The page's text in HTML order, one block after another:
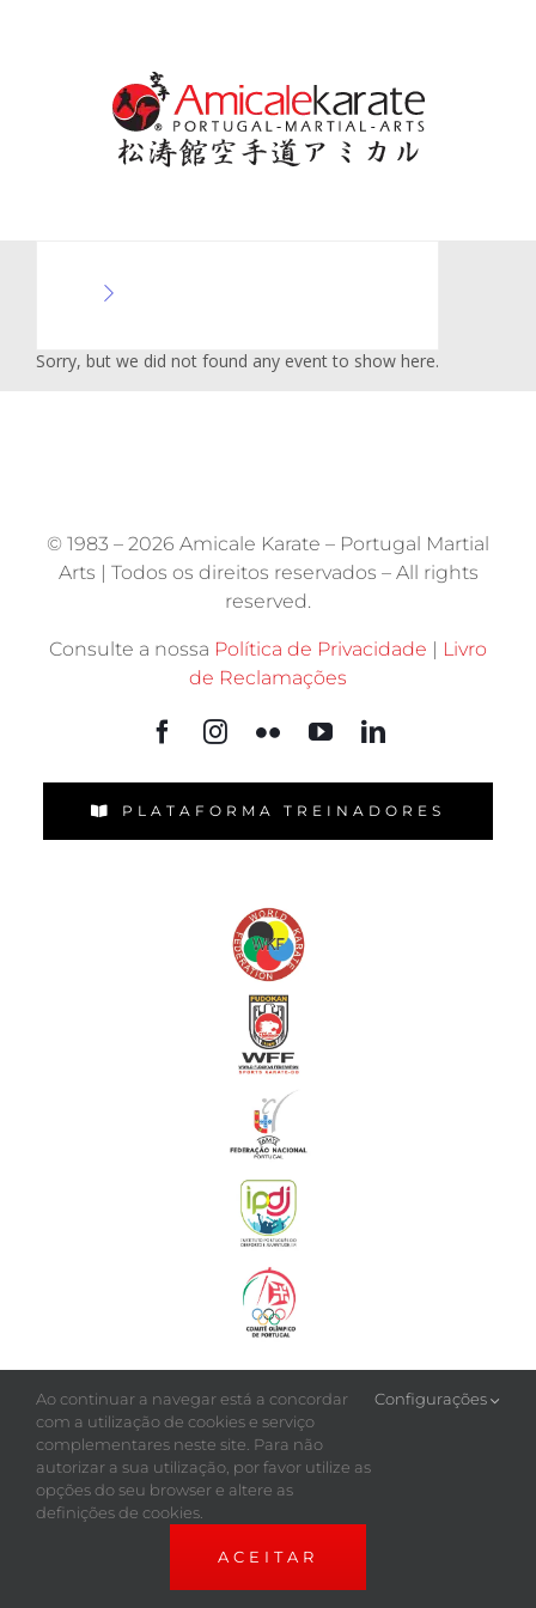
Sorry, but we did not found any event to show here.
© 1983 – 2026 Amicale Karate – Portugal Martial
Arts | Todos os direitos reservados – All rights
reserved.
Consulte a nossa Política de Privacidade | Livro
de Reclamações
PLATAFORMA TREINADORES
Ao continuar a navegar está a concordar
com a utilização de cookies e serviço
complementares neste site. Para não
autorizar a sua utilização, por favor utilize as
opções do seu browser e altere as
definições de cookies.
Configurações
ACEITAR